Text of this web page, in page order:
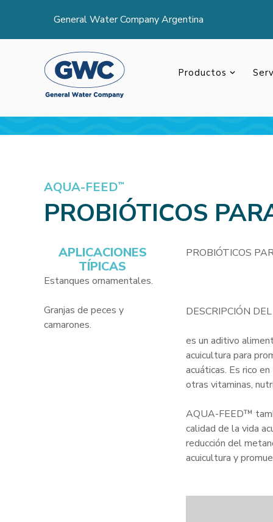
General Water Company Argentina
Productos
AQUA-FEED™
PROBIÓTICOS
APLICACIONES
TÍPICAS
Estanques ornamentales.
Granjas de peces y
camarones.
PROBIÓTICOS
DESCRIPCIÓN
es un aditivo
acuicultura para
acuáticas. Es rico
otras vitaminas,
AQUA-FEED™
calidad de la vida
reducción del
acuicultura y